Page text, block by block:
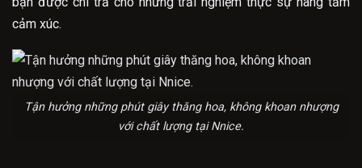
cảm xúc.
Tận hưởng những phút giây thăng hoa, không khoan nhượng
với chất lượng tại Nnice.